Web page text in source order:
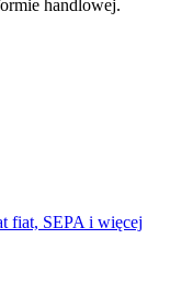
handlowej.
fiat, SEPA i więcej